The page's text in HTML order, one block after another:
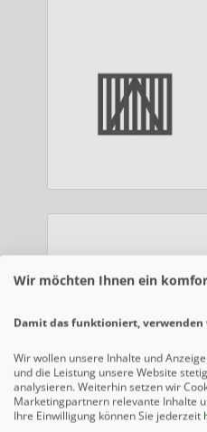
Wir möchten Ihnen ein
Damit das funktioniert, verwenden
Wir wollen unsere Inhalte und
und die Leistung unsere Website
analysieren. Weiterhin setzen wir
Marketingpartnern relevante Inhalte
Ihre Einwilligung können Sie jederzeit